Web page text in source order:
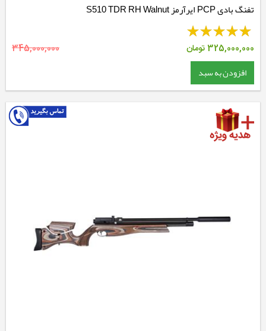
تفنگ بادی PCP ایرآرمز S510 TDR RH Walnut
325,000,000تومان 345,000,000
افزودن به سبد